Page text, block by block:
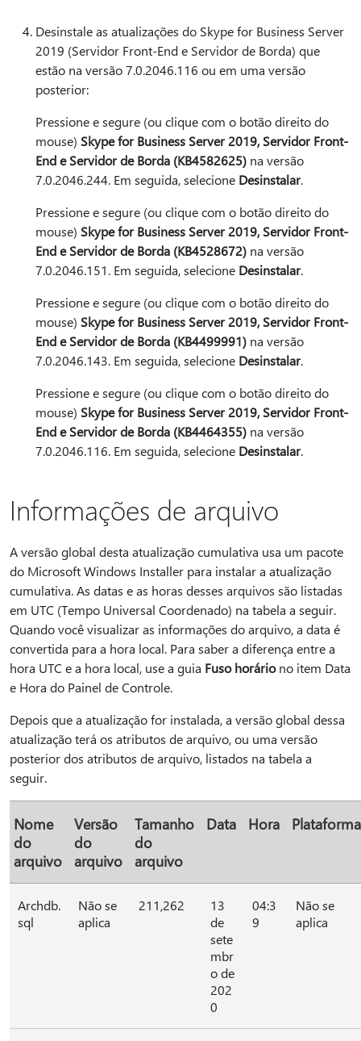
Desinstale as atualizações do Skype for Business Server
2019 (Servidor Front-End e Servidor de Borda) que
estão na versão 7.0.2046.116 ou em uma versão
posterior:
Pressione e segure (ou clique com o botão direito do
mouse) Skype for Business Server 2019, Servidor Front-
End e Servidor de Borda (KB4582625) na versão
7.0.2046.244. Em seguida, selecione Desinstalar.
Pressione e segure (ou clique com o botão direito do
mouse) Skype for Business Server 2019, Servidor Front-
End e Servidor de Borda (KB4528672) na versão
7.0.2046.151. Em seguida, selecione Desinstalar.
Pressione e segure (ou clique com o botão direito do
mouse) Skype for Business Server 2019, Servidor Front-
End e Servidor de Borda (KB4499991) na versão
7.0.2046.143. Em seguida, selecione Desinstalar.
Pressione e segure (ou clique com o botão direito do
mouse) Skype for Business Server 2019, Servidor Front-
End e Servidor de Borda (KB4464355) na versão
7.0.2046.116. Em seguida, selecione Desinstalar.
Informações de arquivo
A versão global desta atualização cumulativa usa um pacote
do Microsoft Windows Installer para instalar a atualização
cumulativa. As datas e as horas desses arquivos são listadas
em UTC (Tempo Universal Coordenado) na tabela a seguir.
Quando você visualizar as informações do arquivo, a data é
convertida para a hora local. Para saber a diferença entre a
hora UTC e a hora local, use a guia Fuso horáriono item Data
e Hora do Painel de Controle.
Depois que a atualização for instalada, a versão global dessa
atualização terá os atributos de arquivo, ou uma versão
posterior dos atributos de arquivo, listados na tabela a
seguir.
Nome
do
arquivo
Versão
do
arquivo
Tamanho
do
arquivo
Data Hora Plataforma
Archdb.
sql
Não se
aplica
211,262
13
de
sete
mbr
o de
202
0
04:3
9
Não se
aplica